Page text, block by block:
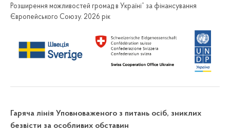
Розширення можливостей громад в Україні” за фінансування
Європейського Союзу. 2026 рік
Гаряча лінія Уповноваженого з питань осіб, зниклих
безвісти за особливих обставин